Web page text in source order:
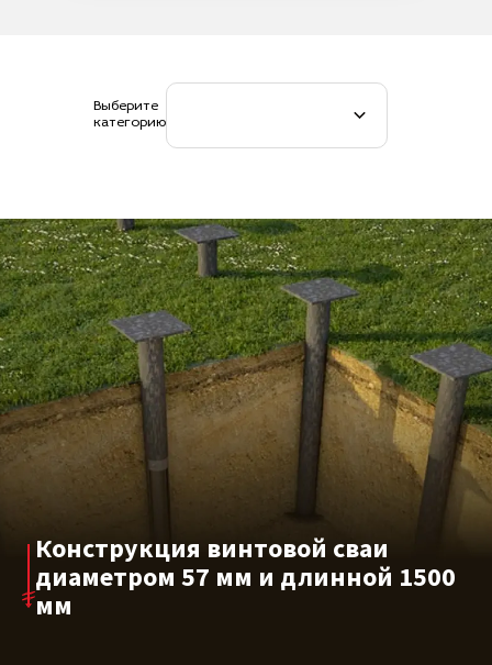
Выберите
категорию
Конструкция винтовой сваи
диаметром 57 мм и длинной 1500
мм